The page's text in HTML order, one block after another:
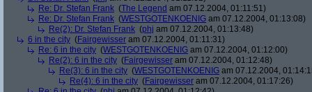
Re: Dr. Stefan Frank (The Legend am 07.12.2004, 01:11:51)
Re: Dr. Stefan Frank (WESTGOTENKOENIG am 07.12.2004, 01:13:08)
Re(2): Dr. Stefan Frank (phj am 07.12.2004, 01:13:48)
6 in the city (Fairgewisser am 07.12.2004, 01:11:31)
Re: 6 in the city (WESTGOTENKOENIG am 07.12.2004, 01:12:00)
Re(2): 6 in the city (Fairgewisser am 07.12.2004, 01:12:48)
Re(3): 6 in the city (WESTGOTENKOENIG am 07.12.2004,
Re(4): 6 in the city (Fairgewisser am 07.12.2004, 01:17:26)